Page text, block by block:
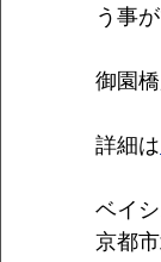
う事
御園
詳細は
ベイ
京都